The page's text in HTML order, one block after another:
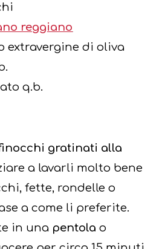
reggiano
extravergine di oliva
q.b.
gratinati alla
a lavarli molto bene
fette, rondelle o
a come li preferite.
in una pentola o